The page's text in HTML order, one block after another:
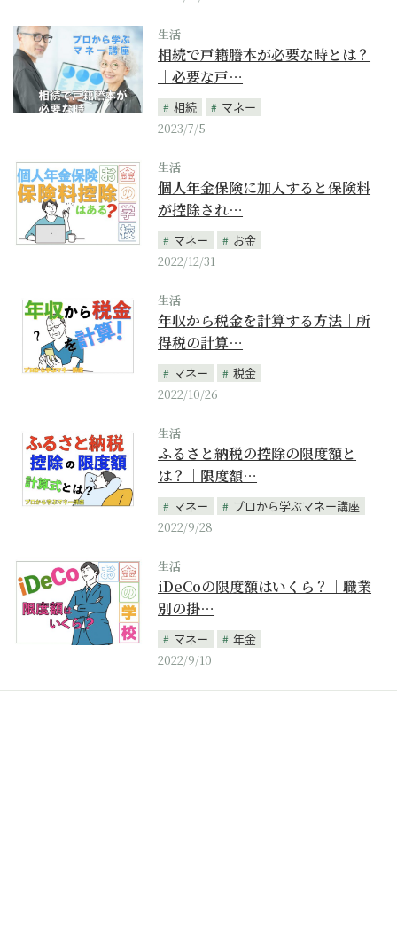
生活
相続で戸籍謄本が必要な時とは？
｜必要な戸…
相続
マネー
2023/7/5
生活
個人年金保険に加入すると保険料
が控除され…
マネー
お金
2022/12/31
生活
年収から税金を計算する方法｜所
得税の計算…
マネー
税金
2022/10/26
生活
ふるさと納税の控除の限度額と
は？｜限度額…
マネー
プロから学ぶマネー講座
2022/9/28
生活
iDeCoの限度額はいくら？｜職業
別の掛…
マネー
年金
2022/9/10